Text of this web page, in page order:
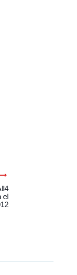
el